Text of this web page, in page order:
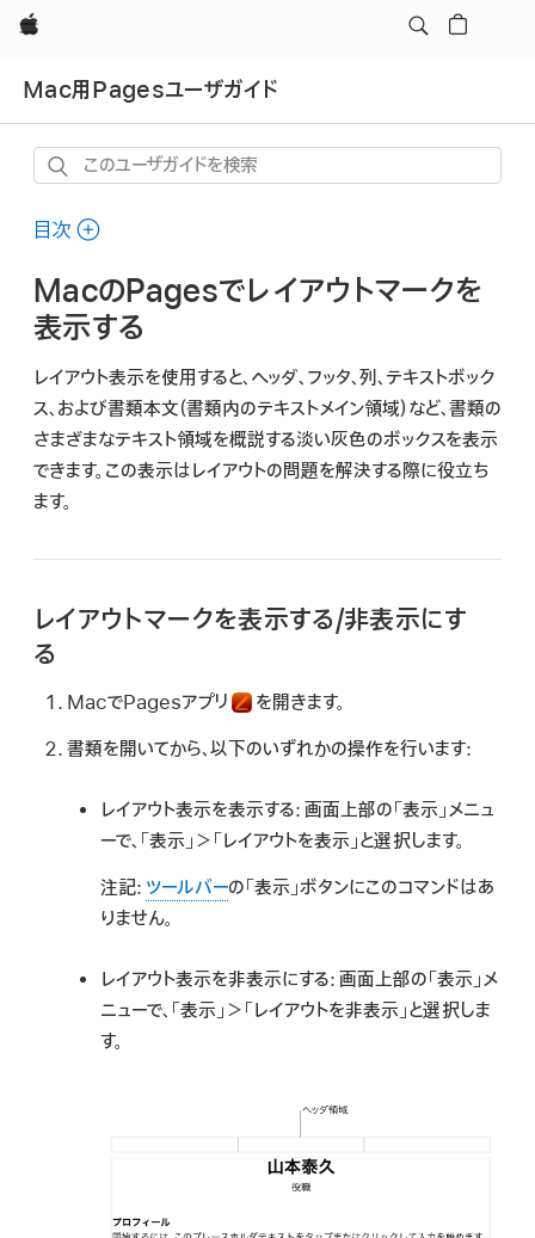
Apple
Mac用Pagesユーザガイド
こ
ユ
ザ
ガ
ド
を
検
索
目次
MacのPagesでレイアウトマークを
表示する
レイアウト表示を使用すると、ヘッダ、フッタ、列、テキストボック
ス、および書類本文（書類内のテキストメイン領域）など、書類の
さまざまなテキスト領域を概説する淡い灰色のボックスを表示
できます。この表示はレイアウトの問題を解決する際に役立ち
ます。
レイアウトマークを表示する/非表示にす
る
MacでPagesアプリ
を開きます。
書類を開いてから、以下のいずれかの操作を行います:
レイアウト表示を表示する: 画面上部の「表示」メニュ
ーで、「表示」＞「レイアウトを表示」と選択します。
注記: ツールバーの「表示」ボタンにこのコマンドはあ
りません。
レイアウト表示を非表示にする: 画面上部の「表示」メ
ニューで、「表示」＞「レイアウトを非表示」と選択しま
す。